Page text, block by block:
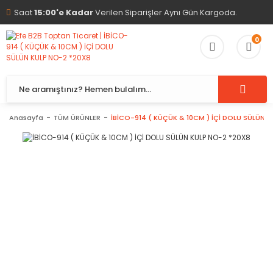
Saat15:00'e KadarVerilen Siparişler Aynı Gün Kargoda.
0
Anasayfa TÜM ÜRÜNLER İBİCO-914 ( KÜÇÜK & 10CM ) İÇİ DOLU SÜLÜN